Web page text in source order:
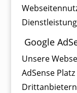
Google
Unsere
AdSense